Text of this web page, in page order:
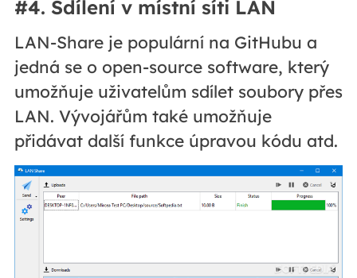
#4. Sdílení v místní síti LAN
LAN-Share je populární na GitHubu a
jedná se o open-source software, který
umožňuje uživatelům sdílet soubory přes
LAN. Vývojářům také umožňuje
přidávat další funkce úpravou kódu atd.